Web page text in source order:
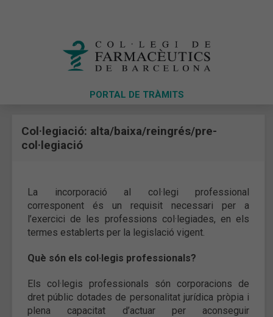
PORTAL DE TRÀMITS
Col·legiació: alta/baixa/reingrés/pre-
col·legiació
La incorporació al col·legi professional
corresponent és un requisit necessari per a
l’exercici de les professions col·legiades, en els
termes establerts per la legislació vigent.
Què són els col·legis professionals?
Els col·legis professionals són corporacions de
dret públic dotades de personalitat jurídica pròpia i
plena capacitat d’actuar per aconseguir